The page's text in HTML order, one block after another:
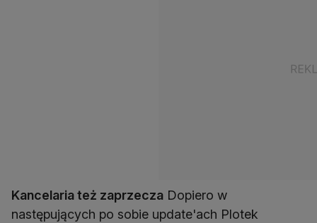
Kancelaria też zaprzecza Dopiero w
następujących po sobie update'ach Plotek